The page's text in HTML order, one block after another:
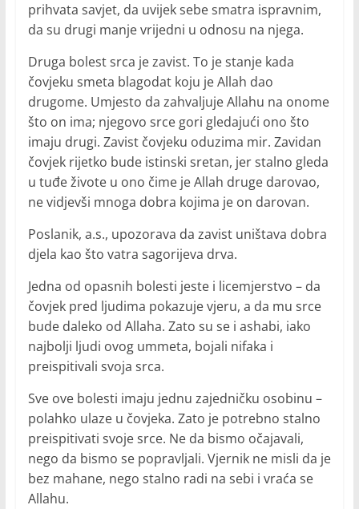
prihvata savjet, da uvijek sebe smatra ispravnim,
da su drugi manje vrijedni u odnosu na njega.
Druga bolest srca je zavist. To je stanje kada
čovjeku smeta blagodat koju je Allah dao
drugome. Umjesto da zahvaljuje Allahu na onome
što on ima; njegovo srce gori gledajući ono što
imaju drugi. Zavist čovjeku oduzima mir. Zavidan
čovjek rijetko bude istinski sretan, jer stalno gleda
u tuđe živote u ono čime je Allah druge darovao,
ne vidjevši mnoga dobra kojima je on darovan.
Poslanik, a.s., upozorava da zavist uništava dobra
djela kao što vatra sagorijeva drva.
Jedna od opasnih bolesti jeste i licemjerstvo – da
čovjek pred ljudima pokazuje vjeru, a da mu srce
bude daleko od Allaha. Zato su se i ashabi, iako
najbolji ljudi ovog ummeta, bojali nifaka i
preispitivali svoja srca.
Sve ove bolesti imaju jednu zajedničku osobinu –
polahko ulaze u čovjeka. Zato je potrebno stalno
preispitivati svoje srce. Ne da bismo očajavali,
nego da bismo se popravljali. Vjernik ne misli da je
bez mahane, nego stalno radi na sebi i vraća se
Allahu.